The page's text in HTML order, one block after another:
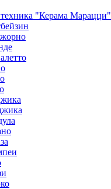
"Керама Марацци"